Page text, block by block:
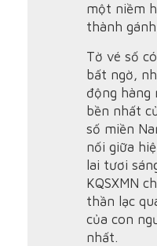
một niềm
thành
Tờ vé số
bất ngờ,
động hàng
bền nhất
số miền
nối giữa
lai tươi
KQSXMN
thần lạc
của con
nhất.